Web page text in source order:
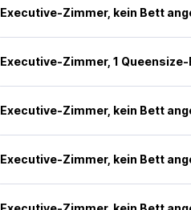
Executive-Zimmer, kein Bett
Executive-Zimmer, 1
Executive-Zimmer, kein Bett
Executive-Zimmer, kein Bett